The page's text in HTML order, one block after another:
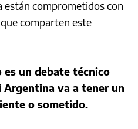
están comprometidos con
comparten este
es un debate técnico
Argentina va a tener un
o sometido.